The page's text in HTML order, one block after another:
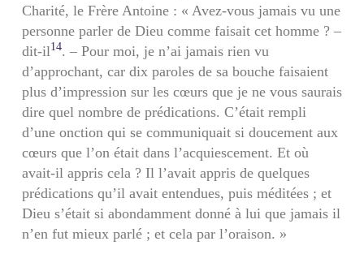
Charité, le Frère Antoine : « Avez-vous jamais vu une
personne parler de Dieu comme faisait cet homme ? –
dit-il14. – Pour moi, je n’ai jamais rien vu
d’approchant, car dix paroles de sa bouche faisaient
plus d’impression sur les cœurs que je ne vous saurais
dire quel nombre de prédications. C’était rempli
d’une onction qui se communiquait si doucement aux
cœurs que l’on était dans l’acquiescement. Et où
avait-il appris cela ? Il l’avait appris de quelques
prédications qu’il avait entendues, puis méditées ; et
Dieu s’était si abondamment donné à lui que jamais il
n’en fut mieux parlé ; et cela par l’oraison. »